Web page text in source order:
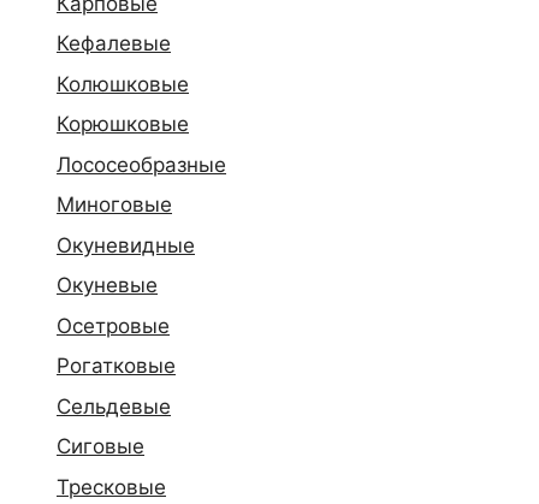
Кефалевые
Колюшковые
Корюшковые
Лососеобразные
Миноговые
Окуневидные
Окуневые
Осетровые
Рогатковые
Сельдевые
Сиговые
Тресковые